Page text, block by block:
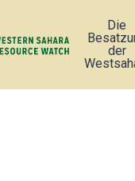
Die
der